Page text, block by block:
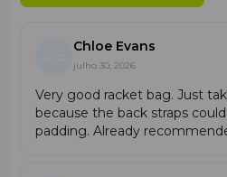
Apresenta um visual moderno
grafismo exclusivo e logótipo
Utilização e público-alvo
Indicada para jogadores
Chloe Evans
julho 30, 2026
Very good racket bag. Just
because the back straps
padding. Already